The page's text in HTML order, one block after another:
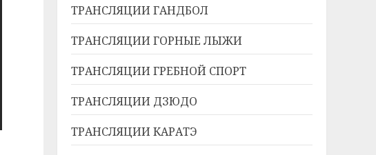
ТРАНСЛЯЦИИ ГАНДБОЛ
ТРАНСЛЯЦИИ ГОРНЫЕ ЛЫЖИ
ТРАНСЛЯЦИИ ГРЕБНОЙ СПОРТ
ТРАНСЛЯЦИИ ДЗЮДО
ТРАНСЛЯЦИИ КАРАТЭ